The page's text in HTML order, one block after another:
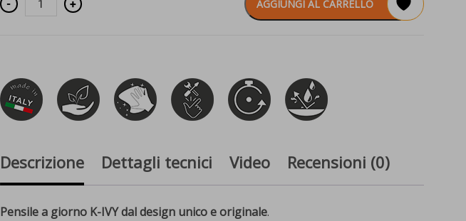
- a
+ AGGIUNGI AL CARRELLO
Descrizione Dettagli tecnici Video Recensioni (0)
Pensile a giorno K-IVY dal design unico e originale.